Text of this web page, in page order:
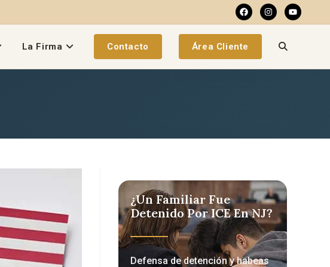
La Firma Contacto Área Cliente
¿Un Familiar Fue
Detenido Por ICE En NJ?
Defensa de detención y habeas